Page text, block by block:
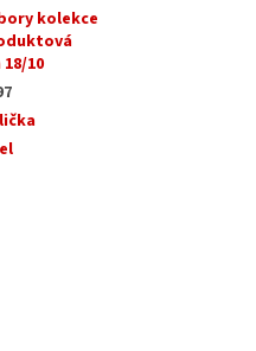
kolekce
10